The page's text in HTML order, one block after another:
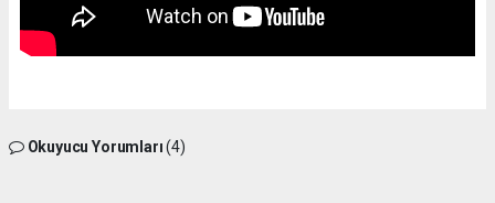
Okuyucu Yorumları(4)